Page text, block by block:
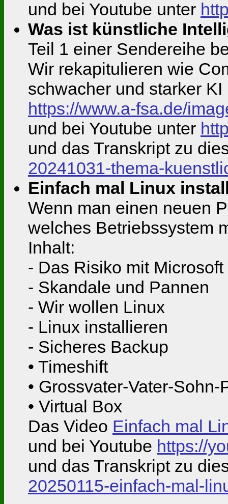
und bei Youtube unter
Was ist künstliche
Teil 1 einer Sendereihe
Wir rekapitulieren wie
schwacher und starker KI
https://www.a-fsa.de/
und bei Youtube unter
und das Transkript zu
20241031-thema-
Einfach mal Linux
Wenn man einen neuen
welches Betriebssystem
Inhalt:
- Das Risiko mit
- Skandale und Pannen
- Wir wollen Linux
- Linux installieren
- Sicheres Backup
• Timeshift
• Grossvater-Vater-Sohn-
• Virtual Box
Das Video Einfach mal
und bei Youtube https://
und das Transkript zu
20250115-einfach-mal-